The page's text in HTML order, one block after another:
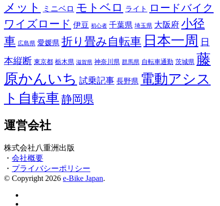
メット
ミニベロ モトベロ ライト
ロードバイク
ワイズロード 伊豆 初心者 千葉県 埼玉県 大阪府 小径
車 広島県 愛媛県 折り畳み自転車 日本一周 日
本縦断 東京都 栃木県 滋賀県 神奈川県 群馬県 自転車通勤 茨城県 藤
原かんいち 試乗記事 長野県 電動アシス
ト自転車 静岡県
運営会社
株式会社八重洲出版
・ 会社概要
・ プライバシーポリシー
© Copyright 2026 e-Bike Japan.